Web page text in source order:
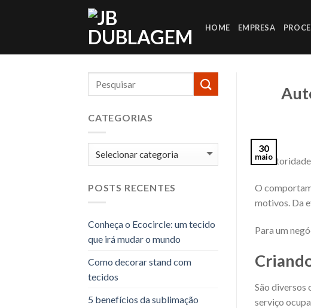
HOME EMPRESA
CATEGORIAS
Categorias
POSTS RECENTES
Conheça o Ecocircle: um tecido
que irá mudar o mundo
Como decorar stand com
tecidos
5 benefícios da sublimação
30
maio
O
motivos. Da
Para um
São diversos
serviço